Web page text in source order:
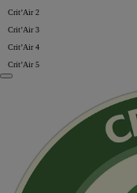
Crit’Air 2
Crit’Air 3
Crit’Air 4
Crit’Air 5